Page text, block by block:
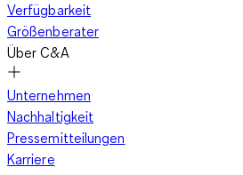
Verfügbarkeit
Größenberater
Über C&A
Unternehmen
Nachhaltigkeit
Pressemitteilungen
Karriere